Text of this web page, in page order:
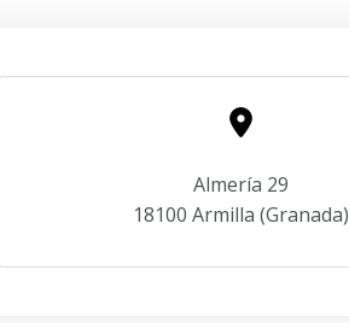
Almería 29
18100 Armilla (Granada)